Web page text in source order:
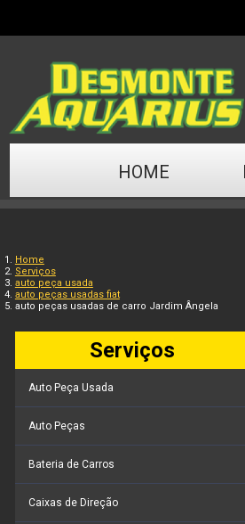
HOME
Home
Serviços
auto peça usada
auto peças usadas fiat
auto peças usadas de carro Jardim Ângela
Serviços
Auto Peça Usada
Auto Peças
Bateria de Carros
Caixas de Direção